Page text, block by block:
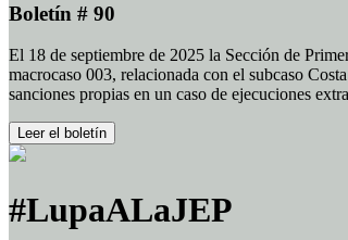
Boletín # 90
El 18 de septiembre de 2025 la Sección de
macrocaso 003, relacionada con el subcaso
sanciones propias en un caso de ejecuciones
Leer el boletín
#LupaALaJEP